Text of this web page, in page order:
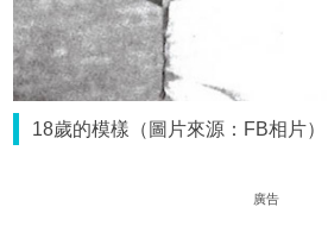
18歲的模樣（圖片來源：FB相片）
廣告